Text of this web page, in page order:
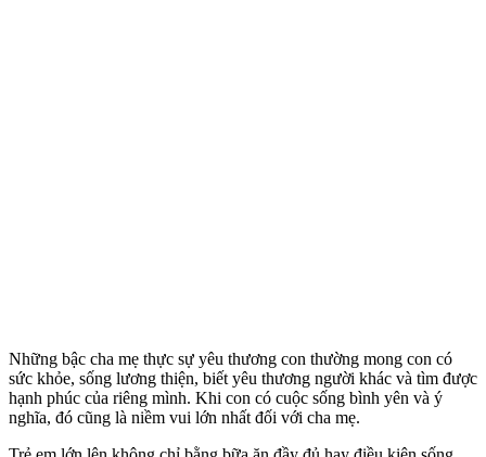
Những bậc cha mẹ thực sự yêu thương con thường mong con có
sức khỏe, sống lương thiện, biết yêu thương người khác và tìm được
hạnh phúc của riêng mình. Khi con có cuộc sống bình yên và ý
nghĩa, đó cũng là niềm vui lớn nhất đối với cha mẹ.